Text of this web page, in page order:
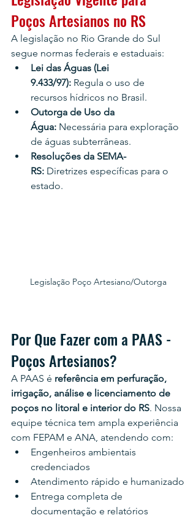
Poços Artesianos no RS
A legislação no Rio Grande do Sul
segue normas federais e estaduais:
Lei das Águas (Lei
9.433/97): Regula o uso de
recursos hídricos no Brasil.
Outorga de Uso da
Água: Necessária para exploração
de águas subterrâneas.
Resoluções da SEMA-
RS: Diretrizes específicas para o
estado.
Legislação Poço Artesiano/Outorga
Por Que Fazer com a PAAS -
Poços Artesianos?
A PAAS é referência em perfuração,
irrigação, análise e licenciamento de
poços no litoral e interior do RS. Nossa
equipe técnica tem ampla experiência
com FEPAM e ANA, atendendo com:
Engenheiros ambientais
credenciados
Atendimento rápido e humanizado
Entrega completa de
documentação e relatórios